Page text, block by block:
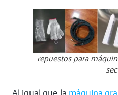
repuestos para